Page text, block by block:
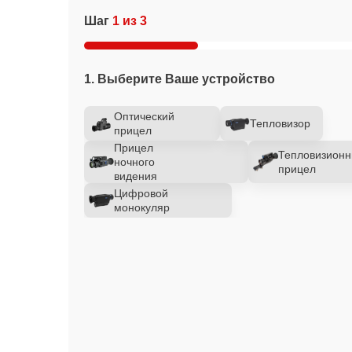
Шаг 1 из 3
1. Выберите Ваше устройство
Оптический
прицел
Тепловизор
Прицел
ночного
видения
прицел
Цифровой
монокуляр